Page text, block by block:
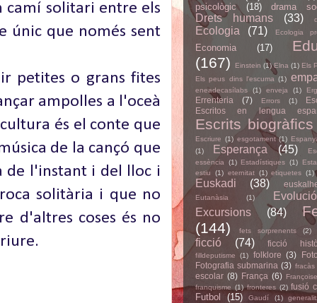
camí solitari entre els
únic que només sent
petites o grans fites
ampolles a l'oceà
és el conte que
de la cançó que
de l'instant i del lloc i
solitària i que no
d'altres coses és no
psicològic (18) drama
Drets humans (33)
Ecologia (71) Ecologia
Economia (17)
(167)
Einstein (1) Elna (1) Els
Els peus dins l'escuma (1)
eneadecasílabs (1) enveja (1)
Errenteria (7) Errors (1)
Escritos en lengua
Escrits biogràfics
Escriure (1) esgotament (1)
(1)
Esperança (45)
essència
(1) Estadístiques (1)
estiu
(1) eternitat (1) etiquetes (1)
Euskadi (38)
Eutanàsia (1)
Evolució
Excursions
(84)
(144)
fets sorprenents (2)
ficció (74) ficció
filldeputisme (1) folklore (3)
Fotografia submarina (3) fracàs
escolar (8) França (6)
franquisme (1) fronteres (2) fusió
Futbol (15) Gaudí (1)